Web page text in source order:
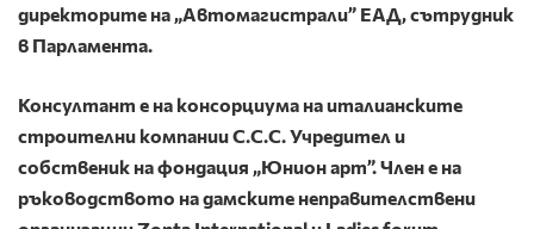
директорите на „Автомагистрали” ЕАД, сътрудник
в Парламента.
Консултант е на консорциума на италианските
строителни компании С.С.С. Учредител и
собственик на фондация „Юнион арт”. Член е на
ръководството на дамските неправителствени